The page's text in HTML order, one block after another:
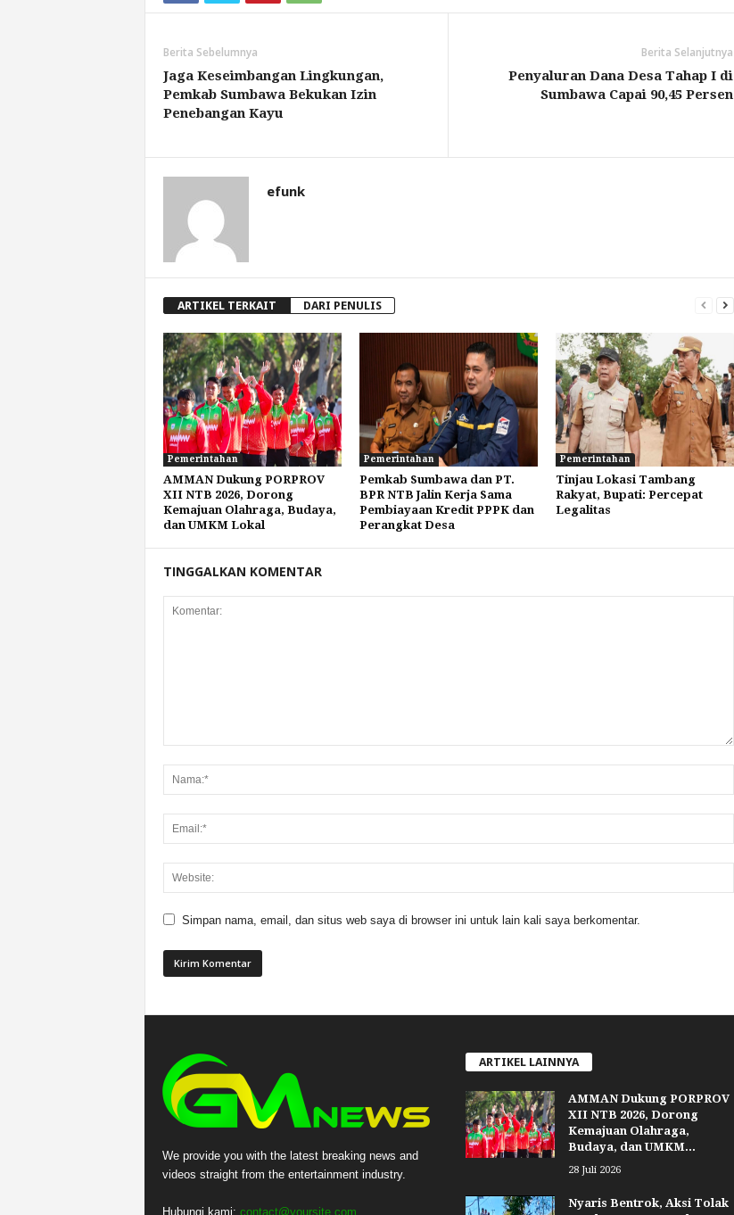
Berita Sebelumnya
Jaga Keseimbangan Lingkungan,
Pemkab Sumbawa Bekukan Izin
Penebangan Kayu
Berita Selanjutnya
Penyaluran Dana Desa Tahap I di
Sumbawa Capai 90,45 Persen
efunk
ARTIKEL TERKAIT DARI PENULIS
Pemerintahan
AMMAN Dukung PORPROV
XII NTB 2026, Dorong
Kemajuan Olahraga, Budaya,
dan UMKM Lokal
Pemerintahan
Pemkab Sumbawa dan PT.
BPR NTB Jalin Kerja Sama
Pembiayaan Kredit PPPK dan
Perangkat Desa
Pemerintahan
Tinjau Lokasi Tambang
Rakyat, Bupati: Percepat
Legalitas
TINGGALKAN KOMENTAR
Simpan nama, email, dan situs web saya di browser ini untuk lain kali saya berkomentar.
We provide you with the latest breaking news and
videos straight from the entertainment industry.
Hubungi kami: contact@yoursite.com
ARTIKEL LAINNYA
AMMAN Dukung PORPROV
XII NTB 2026, Dorong
Kemajuan Olahraga,
Budaya, dan UMKM...
28 Juli 2026
Nyaris Bentrok, Aksi Tolak